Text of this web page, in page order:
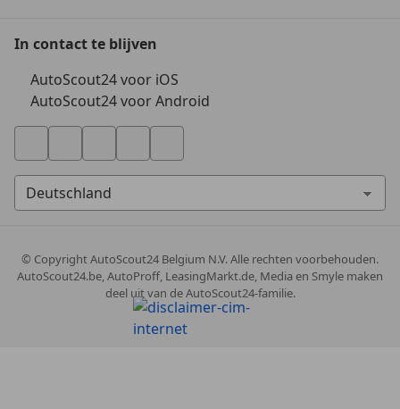
In contact te blijven
AutoScout24 voor iOS
AutoScout24 voor Android
© CopyrightAutoScout24 Belgium N.V. Alle rechten voorbehouden.
AutoScout24.be, AutoProff, LeasingMarkt.de, Media en Smyle maken
deel uit van de AutoScout24-familie.